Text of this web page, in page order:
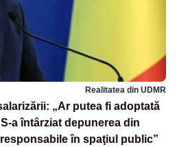
Realitatea din UDMR
„Ar putea fi adoptată
a întârziat depunerea din
în spaţiul public”